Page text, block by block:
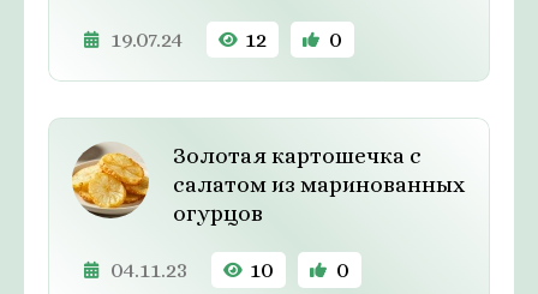
19.07.24 12 0
Золотая картошечка с
салатом из маринованных
огурцов
04.11.23 10 0